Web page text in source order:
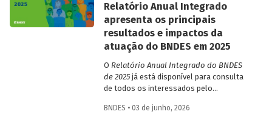
Relatório Anual Integrado
apresenta os principais
resultados e impactos da
atuação do BNDES em 2025
O Relatório Anual Integrado do BNDES
de 2025já está disponível para consulta
de todos os interessados pelo
sua prestação de contas. O documento
BNDES • 03 de junho, 2026